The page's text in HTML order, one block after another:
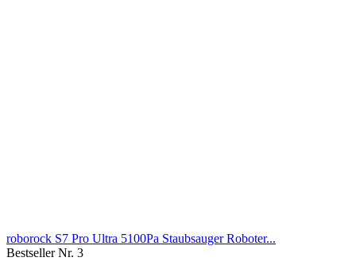
roborock S7 Pro Ultra 5100Pa Staubsauger Roboter...
Bestseller Nr. 3